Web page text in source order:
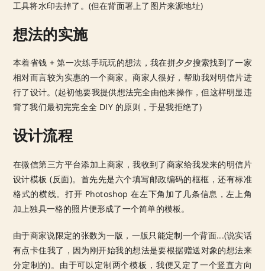
工具将水印去掉了。(但在背面署上了图片来源地址)
想法的实施
本着省钱 + 第一次练手玩玩的想法，我在拼夕夕搜索找到了一家
相对而言较为实惠的一个商家。商家人很好，帮助我对明信片进
行了设计。(起初他要我提供想法完全由他来操作，但这样明显违
背了我们最初完完全全 DIY 的原则，于是我拒绝了)
设计流程
在微信第三方平台添加上商家，我收到了商家给我发来的明信片
设计模板 (反面)。首先先是六个填写邮政编码的框框，还有标准
格式的横线。打开 Photoshop 在左下角加了几条信息，左上角
加上独具一格的照片便形成了一个简单的模板。
由于商家说限定的张数为一版，一版只能定制一个背面...(说实话
有点卡住我了，因为刚开始我的想法是要根据赠送对象的想法来
分定制的)。由于可以定制两个模板，我便又定了一个竖直方向